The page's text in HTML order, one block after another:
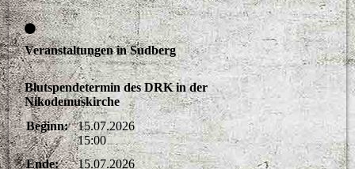
Veranstaltungen in Sudberg
Blutspendetermin des DRK in der
Nikodemuskirche
Beginn:
15.07.2026
15:00
Ende:
15.07.2026